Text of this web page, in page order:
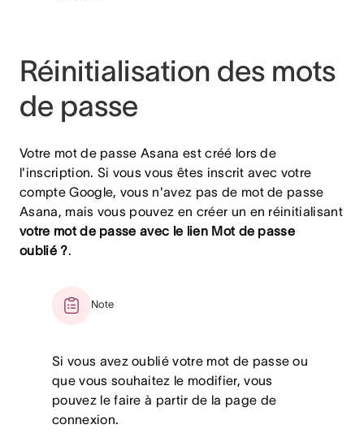
Réinitialisation des mots
de passe
Votre mot de passe Asana est créé lors de
l'inscription. Si vous vous êtes inscrit avec votre
compte Google, vous n'avez pas de mot de passe
Asana, mais vous pouvez en créer un en réinitialisant
votre mot de passe avec le lien Mot de passe
oublié ?.
Note
Si vous avez oublié votre mot de passe ou
que vous souhaitez le modifier, vous
pouvez le faire à partir de la page de
connexion.